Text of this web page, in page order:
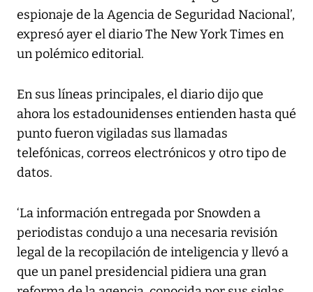
espionaje de la Agencia de Seguridad Nacional’,
expresó ayer el diario The New York Times en
un polémico editorial.
En sus líneas principales, el diario dijo que
ahora los estadounidenses entienden hasta qué
punto fueron vigiladas sus llamadas
telefónicas, correos electrónicos y otro tipo de
datos.
‘La información entregada por Snowden a
periodistas condujo a una necesaria revisión
legal de la recopilación de inteligencia y llevó a
que un panel presidencial pidiera una gran